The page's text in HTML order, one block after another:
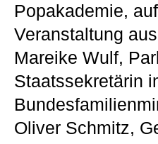
Popakademie,
Veranstaltung
Mareike Wulf,
Staatssekretärin
Oliver Schmitz,